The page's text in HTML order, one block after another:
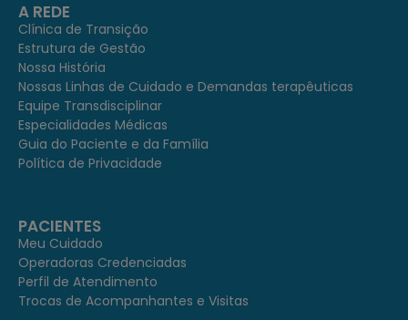
A REDE
Clínica de Transição
Estrutura de Gestão
Nossa História
Nossas Linhas de Cuidado e Demandas terapêuticas
Equipe Transdisciplinar
Especialidades Médicas
Guia do Paciente e da Família
Política de Privacidade
PACIENTES
Meu Cuidado
Operadoras Credenciadas
Perfil de Atendimento
Trocas de Acompanhantes e Visitas